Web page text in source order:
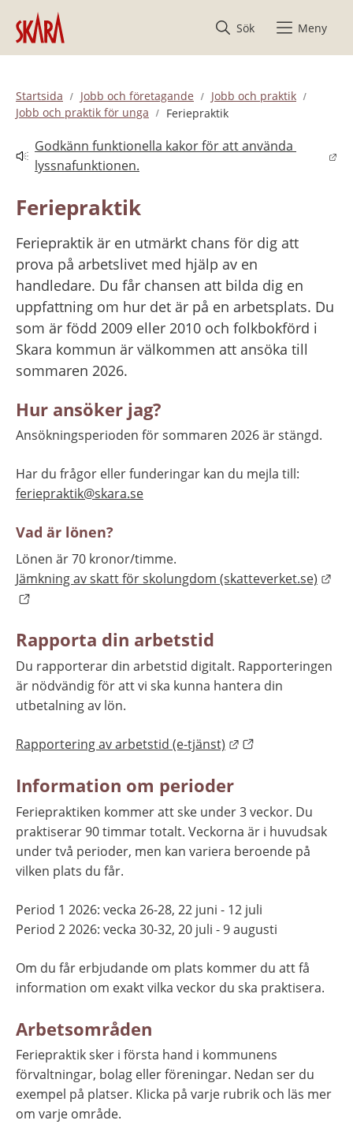
Hoppa till innehåll
Sök
Meny
Startsida Jobb och företagande
Jobb och praktik
Jobb och praktik för unga
Feriepraktik
Godkänn funktionella kakor för att använda
lyssnafunktionen.
Länk till annan webbplats.
Feriepraktik
Feriepraktik är en utmärkt chans för dig att
prova på arbetslivet med hjälp av en
handledare. Du får chansen att bilda dig en
uppfattning om hur det är på en arbetsplats. Du
som är född 2009 eller 2010 och folkbokförd i
Skara kommun är välkommen att ansöka till
sommaren 2026.
Hur ansöker jag?
Ansökningsperioden för sommaren 2026 är stängd.
Har du frågor eller funderingar kan du mejla till:
feriepraktik@skara.se
Vad är lönen?
Lönen är 70 kronor/timme.
Jämkning av skatt för skolungdom (skatteverket.se)
Rapporta din arbetstid
Du rapporterar din arbetstid digitalt. Rapporteringen
är nödvändig för att vi ska kunna hantera din
utbetalning av lön.
Rapportering av arbetstid (e-tjänst) Länk till annan
Information om perioder
Feriepraktiken kommer att ske under 3 veckor. Du
praktiserar 90 timmar totalt. Veckorna är i huvudsak
under två perioder, men kan variera beroende på
vilken plats du får.
Period 1 2026: vecka 26-28, 22 juni - 12 juli
Period 2 2026: vecka 30-32, 20 juli - 9 augusti
Om du får erbjudande om plats kommer du att få
information om exakt vilka veckor du ska praktisera.
Arbetsområden
Feriepraktik sker i första hand i kommunens
förvaltningar, bolag eller föreningar. Nedan ser du
exempel på platser. Klicka på varje rubrik och läs mer
om varje område.